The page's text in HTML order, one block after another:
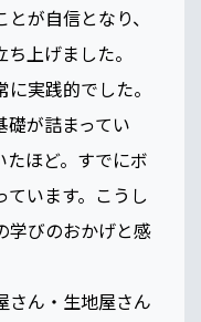
が自信となり、
上げました。
実践的でした。
礎が詰まってい
ほど。すでにボ
います。こうし
学びのおかげと感
ん・生地屋さん